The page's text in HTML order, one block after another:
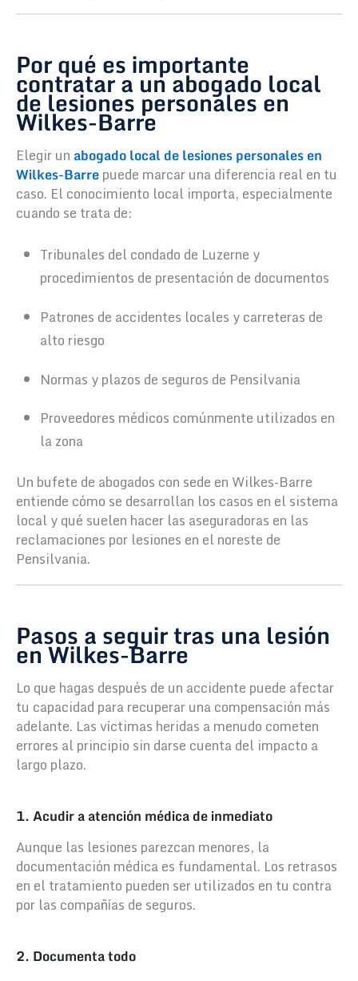
Por qué es importante
contratar a un abogado local
de lesiones personales en
Wilkes-Barre
Elegir un abogado local de lesiones personales en
Wilkes-Barrepuede marcar una diferencia real en tu
caso. El conocimiento local importa, especialmente
cuando se trata de:
Tribunales del condado de Luzerne y
procedimientos de presentación de documentos
Patrones de accidentes locales y carreteras de
alto riesgo
Normas y plazos de seguros de Pensilvania
Proveedores médicos comúnmente utilizados en
la zona
Un bufete de abogados con sede en Wilkes-Barre
entiende cómo se desarrollan los casos en el sistema
local y qué suelen hacer las aseguradoras en las
reclamaciones por lesiones en el noreste de
Pensilvania.
Pasos a seguir tras una lesión
en Wilkes-Barre
Lo que hagas después de un accidente puede afectar
tu capacidad para recuperar una compensación más
adelante. Las víctimas heridas a menudo cometen
errores al principio sin darse cuenta del impacto a
largo plazo.
1. Acudir a atención médica de inmediato
Aunque las lesiones parezcan menores, la
documentación médica es fundamental. Los retrasos
en el tratamiento pueden ser utilizados en tu contra
por las compañías de seguros.
2. Documenta todo